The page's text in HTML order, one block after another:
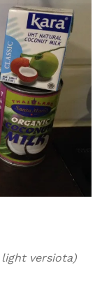
versiota)